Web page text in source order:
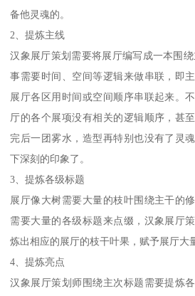
备他灵魂的。
2、提炼主线
汉象展厅策划需要将展厅编写成一本围
事需要时间、空间等逻辑来做串联，即
展厅各区用时间或空间顺序串联起来。
厅的各个展项没有相关的逻辑顺序，甚
完后一团雾水，造型再特别也没有了灵
下深刻的印象了。
3、提炼各级标题
展厅像大树需要大量的枝叶围绕主干的
需要大量的各级标题来点缀，汉象展厅
炼出相应的展厅的枝干叶果，赋予展厅大
4、提炼亮点
汉象展厅策划师围绕主次标题需要提炼